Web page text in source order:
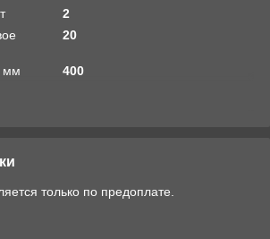
2
20
мм 400
только по предоплате.